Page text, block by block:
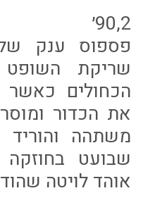
90,2׳
פספוס ענק
שריקת
הכחולים
את הכדור
משתהה
שבועט
אוהד לויטה